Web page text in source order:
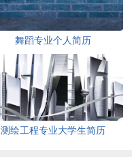
舞蹈专业个人简历
测绘工程专业大学生简历